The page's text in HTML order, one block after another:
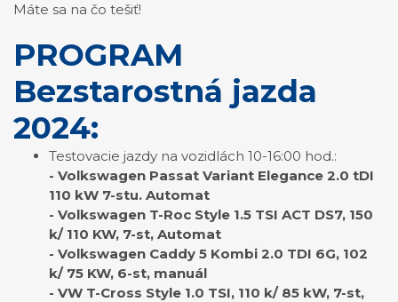
Máte sa na čo tešiť!
PROGRAM
Bezstarostná jazda
2024:
Testovacie jazdy na vozidlách 10-16:00 hod.:
- Volkswagen Passat Variant Elegance 2.0 tDI
110 kW 7-stu. Automat
- Volkswagen T-Roc Style 1.5 TSI ACT DS7, 150
k/ 110 KW, 7-st, Automat
- Volkswagen Caddy 5 Kombi 2.0 TDI 6G, 102
k/ 75 KW, 6-st, manuál
- VW T-Cross Style 1.0 TSI, 110 k/ 85 kW, 7-st,